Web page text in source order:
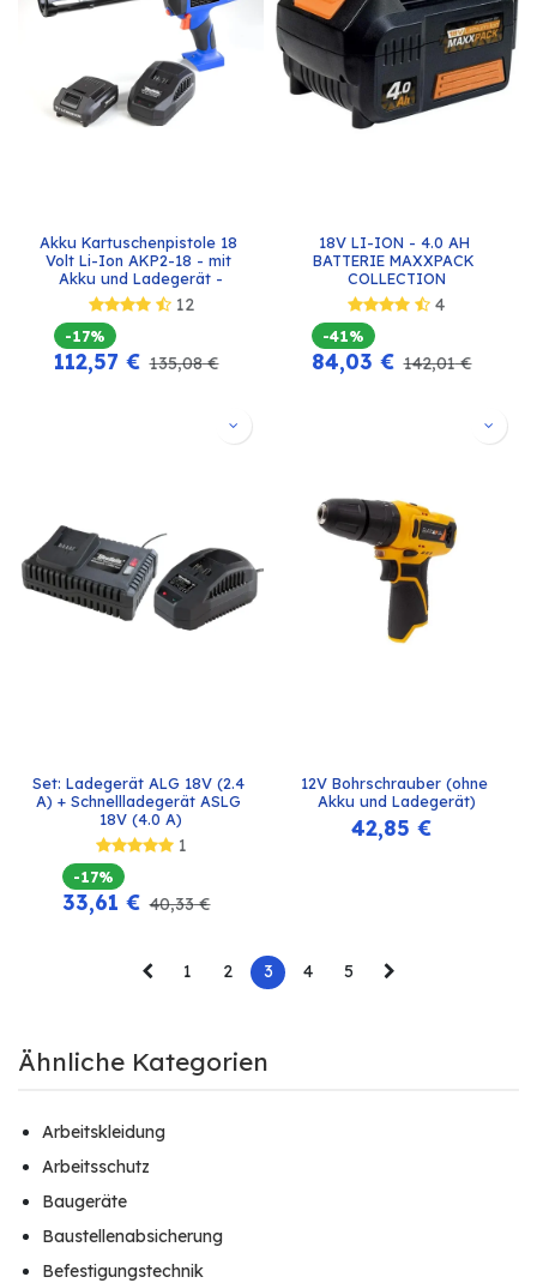
Akku Kartuschenpistole 18
Volt Li-Ion AKP2-18 - mit
Akku und Ladegerät -
12
-17%
112,57€ 135,08€
18V LI-ION - 4.0 AH
BATTERIE MAXXPACK
COLLECTION
4
-41%
84,03 € 142,01€
Set: Ladegerät ALG 18V (2.4
A) + Schnellladegerät ASLG
18V (4.0 A)
1
-17%
33,61 € 40,33€
12V Bohrschrauber (ohne
Akku und Ladegerät)
42,85 €
1 2 3 4 5
Ähnliche Kategorien
Arbeitskleidung
Arbeitsschutz
Baugeräte
Baustellenabsicherung
Befestigungstechnik